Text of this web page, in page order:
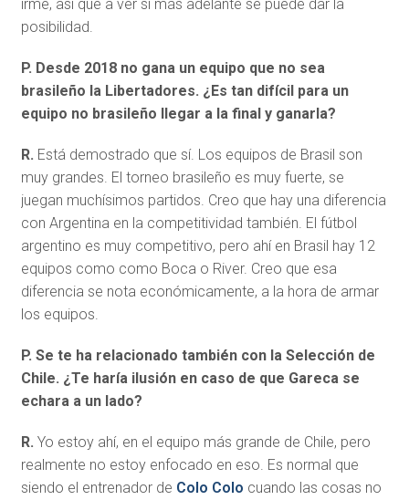
irme, así que a ver si más adelante se puede dar la
posibilidad.
P. Desde 2018 no gana un equipo que no sea
brasileño la Libertadores. ¿Es tan difícil para un
equipo no brasileño llegar a la final y ganarla?
R. Está demostrado que sí. Los equipos de Brasil son
muy grandes. El torneo brasileño es muy fuerte, se
juegan muchísimos partidos. Creo que hay una diferencia
con Argentina en la competitividad también. El fútbol
argentino es muy competitivo, pero ahí en Brasil hay 12
equipos como como Boca o River. Creo que esa
diferencia se nota económicamente, a la hora de armar
los equipos.
P. Se te ha relacionado también con la Selección de
Chile. ¿Te haría ilusión en caso de que Gareca se
echara a un lado?
R. Yo estoy ahí, en el equipo más grande de Chile, pero
realmente no estoy enfocado en eso. Es normal que
siendo el entrenador de Colo Colo cuando las cosas no